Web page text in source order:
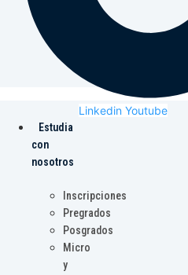
Linkedin Youtube
Estudia
con
nosotros
Inscripciones
Pregrados
Posgrados
Micro
y